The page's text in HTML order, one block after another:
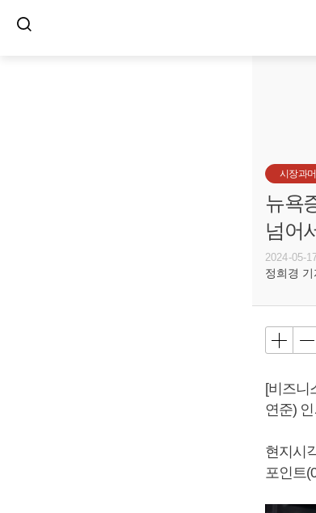
시장과
뉴욕
넘어
2024-05-
정희경
[비즈니
연준)
현지시
포인트